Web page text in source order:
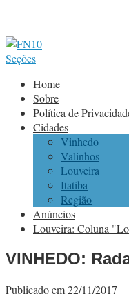
Seções
Home
Sobre
Política de
Cidades
Vinhedo
Valinhos
Louveira
Itatiba
Região
Anúncios
Louveira: Coluna
VINHEDO:
Publicado em 22/11/2017